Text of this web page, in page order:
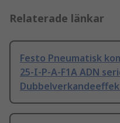
Relaterade länkar
Festo Pneumatisk
25-I-P-A-F1A ADN